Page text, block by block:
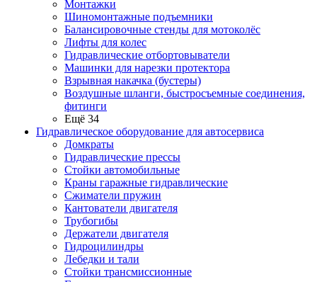
Монтажки
Шиномонтажные подъемники
Балансировочные стенды для мотоколёс
Лифты для колес
Гидравлические отбортовыватели
Машинки для нарезки протектора
Взрывная накачка (бустеры)
Воздушные шланги, быстросъемные соединения,
фитинги
Ещё 34
Гидравлическое оборудование для автосервиса
Домкраты
Гидравлические прессы
Стойки автомобильные
Краны гаражные гидравлические
Сжиматели пружин
Кантователи двигателя
Трубогибы
Держатели двигателя
Гидроцилиндры
Лебедки и тали
Стойки трансмиссионные